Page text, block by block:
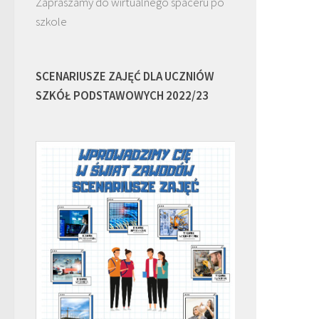
szkole
SCENARIUSZE ZAJĘĆ DLA UCZNIÓW
SZKÓŁ PODSTAWOWYCH 2022/23